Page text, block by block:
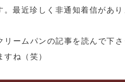
最近珍しく非通知着信があ
ームパンの記事を読んで下
ね（笑）